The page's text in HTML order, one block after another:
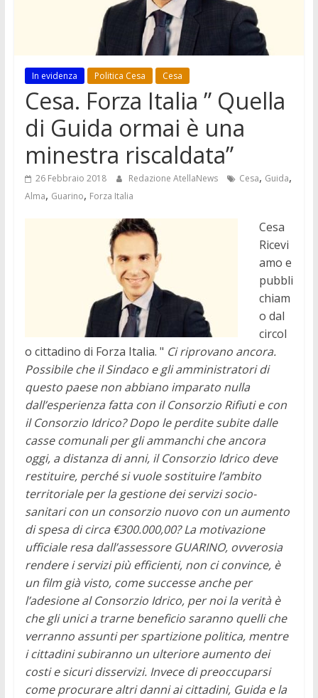
In evidenza Politica Cesa Cesa
Cesa. Forza Italia ” Quella
di Guida ormai è una
minestra riscaldata”
26 Febbraio 2018 Redazione AtellaNews Cesa, Guida,
Alma, Guarino, Forza Italia
Cesa
Ricevi
amo e
pubbli
chiam
o dal
circol
o cittadino di Forza Italia. " Ci riprovano ancora.
Possibile che il Sindaco e gli amministratori di
questo paese non abbiano imparato nulla
dall’esperienza fatta con il Consorzio Rifiuti e con
il Consorzio Idrico? Dopo le perdite subite dalle
casse comunali per gli ammanchi che ancora
oggi, a distanza di anni, il Consorzio Idrico deve
restituire, perché si vuole sostituire l’ambito
territoriale per la gestione dei servizi socio-
sanitari con un consorzio nuovo con un aumento
di spesa di circa €300.000,00? La motivazione
ufficiale resa dall’assessore GUARINO, ovverosia
rendere i servizi più efficienti, non ci convince, è
un film già visto, come successe anche per
l’adesione al Consorzio Idrico, per noi la verità è
che gli unici a trarne beneficio saranno quelli che
verranno assunti per spartizione politica, mentre
i cittadini subiranno un ulteriore aumento dei
costi e sicuri disservizi. Invece di preoccuparsi
come procurare altri danni ai cittadini, Guida e la